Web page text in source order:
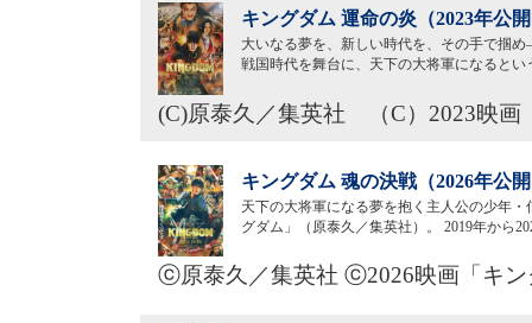
キングダム 運命の炎（2023年公
大いなる夢を、新しい時代を、その手で掴
戦国時代を舞台に、天下の大将軍になると
(C)原泰久／集英社 （C）2023映画
キングダム 魂の決戦（2026年公
天下の大将軍になる夢を抱く主人公の少年
グダム」（原泰久／集英社）。 2019年から
ⓒ原泰久／集英社 ⓒ2026映画「キン